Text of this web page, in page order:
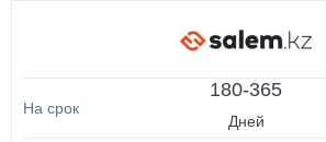
180-365
Дней